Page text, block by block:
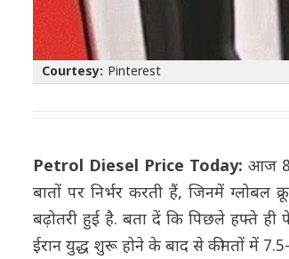
Courtesy: Pinterest
Petrol Diesel Price Today:आज 8
बातों पर निर्भर करती हैं, जिनमें
बढ़ोतरी हुई है. बता दें कि पिछले हफ्ते ही
ईरान युद्ध शुरू होने के बाद से कीमतों में